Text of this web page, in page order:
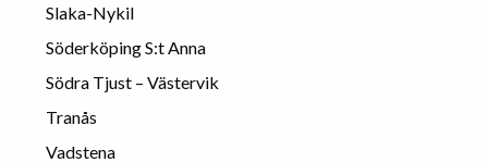
Slaka-Nykil
Söderköping S:t Anna
Södra Tjust – Västervik
Tranås
Vadstena